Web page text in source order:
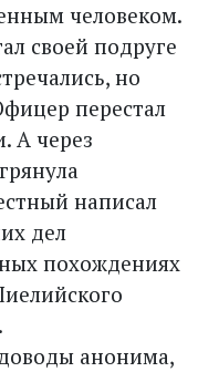
человеком.
своей подруге
но
перестал
А через
написал
дел
похождениях
анонима,